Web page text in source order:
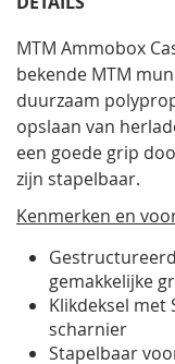
MTM Ammobox
bekende MTM
duurzaam
opslaan van
een goede grip
zijn stapelbaar.
Kenmerken en
gemakkelijke
Klikdeksel met
scharnier
Stapelbaar